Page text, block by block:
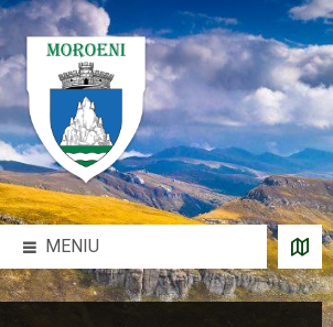
MENIU